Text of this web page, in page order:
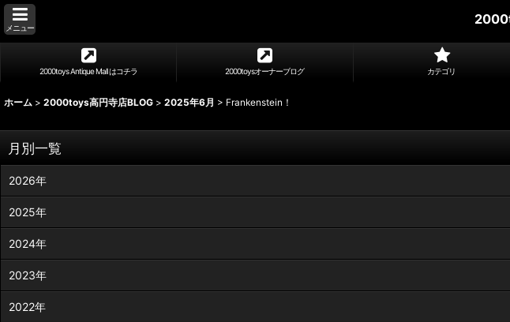
メニュー
2000toys Antique Mall はコチラ 2000toysオーナーブログ カテゴリ
ホーム > 2000toys高円寺店BLOG > 2025年6月 > Frankenstein！
月別一覧
2026年
2025年
2024年
2023年
2022年